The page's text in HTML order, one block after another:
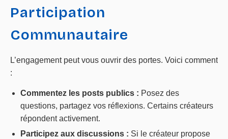
Participation
Communautaire
L’engagement peut vous ouvrir des portes. Voici comment
:
Commentez les posts publics : Posez des
questions, partagez vos réflexions. Certains créateurs
répondent activement.
Participez aux discussions : Si le créateur propose